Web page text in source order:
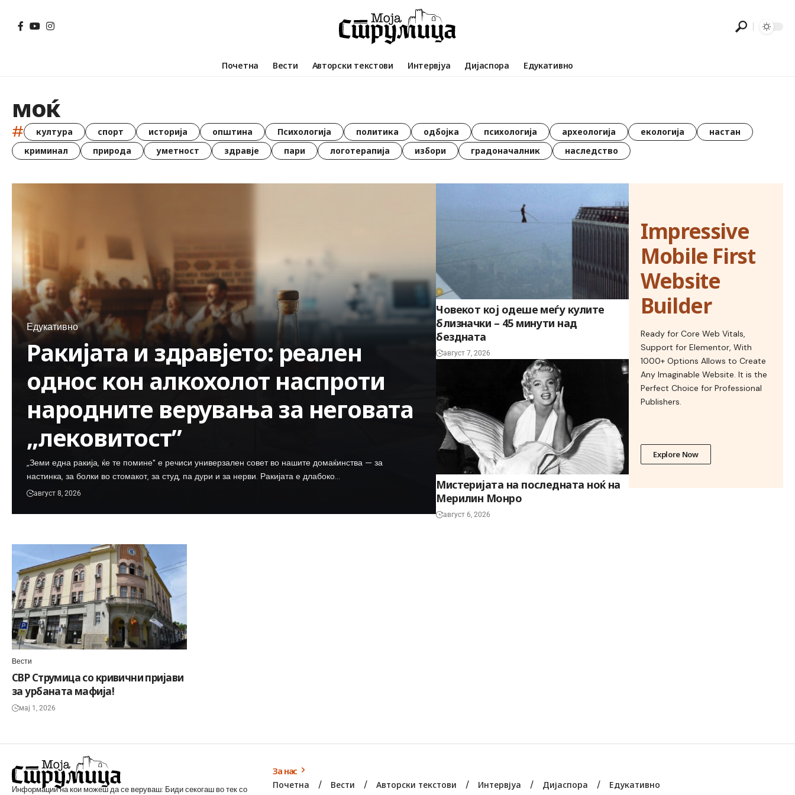
Почетна Вести Авторски текстови Интервјуа Дијаспора Едукативно
моќ
# култура спорт историја општина Психологија политика одбојка психологија археологија екологија
настан
криминал
природа уметност здравје пари логотерапија избори градоначалник наследство
Едукативно
Ракијата и здравјето: реален
однос кон алкохолот наспроти
народните верувања за неговата
„лековитост”
„Земи една ракија, ќе те помине" е речиси универзален совет во нашите домаќинства — за
настинка, за болки во стомакот, за студ, па дури и за нерви. Ракијата е длабоко…
август 8, 2026
Човекот кој одеше меѓу кулите
близначки – 45 минути над
бездната
август 7, 2026
Мистеријата на последната ноќ на
Мерилин Монро
август 6, 2026
Impressive
Mobile First
Website
Builder
Ready for Core Web Vitals,
Support for Elementor, With
1000+ Options Allows to Create
Any Imaginable Website. It is the
Perfect Choice for Professional
Publishers.
Explore Now
Вести
СВР Струмица со кривични пријави
за урбаната мафија!
мај 1, 2026
Информации на кои можеш да се веруваш: Биди секогаш во тек со
За нас
Почетна Вести Авторски текстови Интервјуа Дијаспора Едукативно